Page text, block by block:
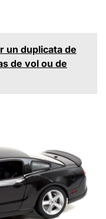
un duplicata de
de vol ou de